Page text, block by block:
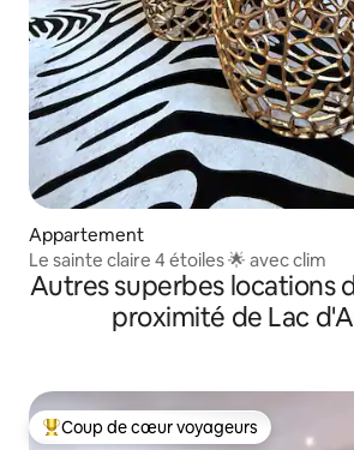
Appartement
Le sainte claire 4 étoiles 🌟 avec clim
Autres superbes locations
proximité de Lac
Coups de cœur voyageurs les plus
Coup de cœur voyageurs